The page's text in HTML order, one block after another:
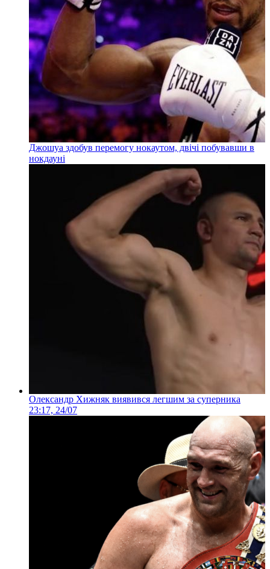
Джошуа здобув перемогу нокаутом, двічі побувавши в
нокдауні
Олександр Хижняк виявився легшим за суперника
23:17, 24/07